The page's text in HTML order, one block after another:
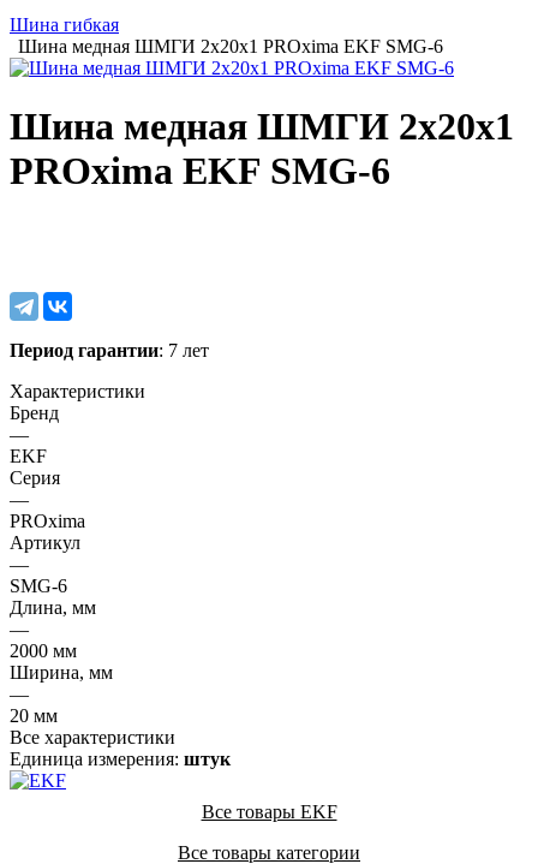
Шина гибкая
Шина медная ШМГИ 2х20х1 PROxima EKF SMG-6
Шина медная ШМГИ 2х20х1
PROxima EKF SMG-6
Период гарантии: 7 лет
Характеристики
Бренд
—
EKF
Серия
—
PROxima
Артикул
—
SMG-6
Длина, мм
—
2000 мм
Ширина, мм
—
20 мм
Все характеристики
Единица измерения: штук
Все товары EKF
Все товары категории